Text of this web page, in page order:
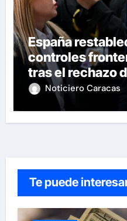
España
controles
tras el rechazo
las restricciones
Noticiero Caracas
Te puede